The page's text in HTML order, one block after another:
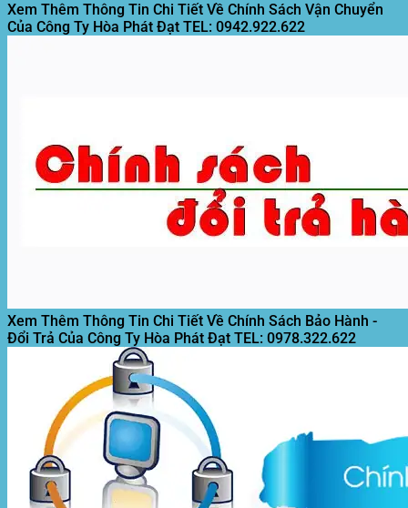
Xem Thêm Thông Tin Chi Tiết Về Chính Sách Vận Chuyển
Của Công Ty Hòa Phát Đạt TEL: 0942.922.622
Xem Thêm Thông Tin Chi Tiết Về Chính Sách Bảo Hành -
Đổi Trả Của Công Ty Hòa Phát Đạt TEL: 0978.322.622